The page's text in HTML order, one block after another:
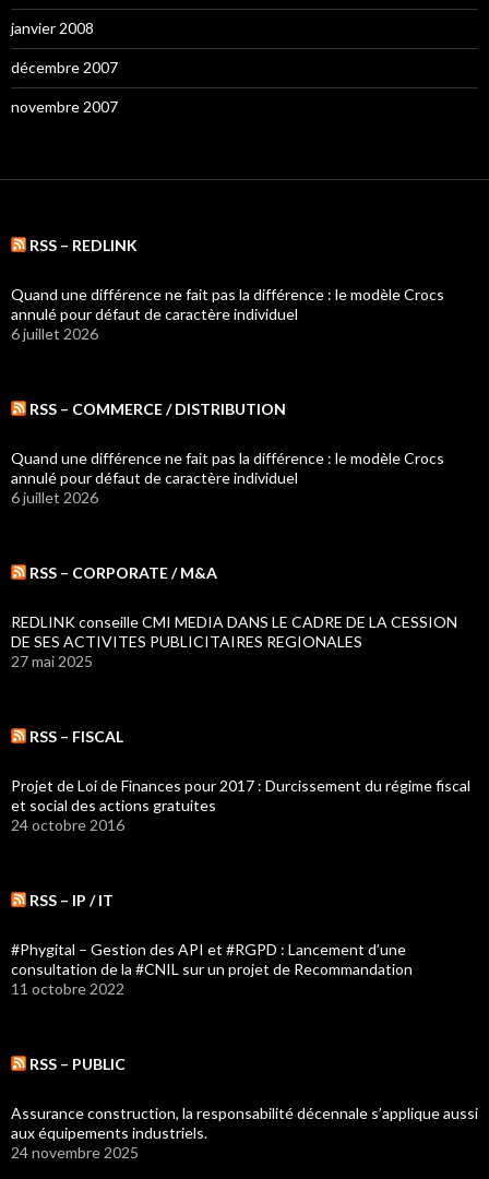
janvier 2008
décembre 2007
novembre 2007
RSS – REDLINK
Quand une différence ne fait pas la différence : le modèle Crocs
annulé pour défaut de caractère individuel
6 juillet 2026
RSS – COMMERCE / DISTRIBUTION
Quand une différence ne fait pas la différence : le modèle Crocs
annulé pour défaut de caractère individuel
6 juillet 2026
RSS – CORPORATE / M&A
REDLINK conseille CMI MEDIA DANS LE CADRE DE LA CESSION
DE SES ACTIVITES PUBLICITAIRES REGIONALES
27 mai 2025
RSS – FISCAL
Projet de Loi de Finances pour 2017 : Durcissement du régime fiscal
et social des actions gratuites
24 octobre 2016
RSS – IP / IT
#Phygital – Gestion des API et #RGPD : Lancement d’une
consultation de la #CNIL sur un projet de Recommandation
11 octobre 2022
RSS – PUBLIC
Assurance construction, la responsabilité décennale s’applique aussi
aux équipements industriels.
24 novembre 2025